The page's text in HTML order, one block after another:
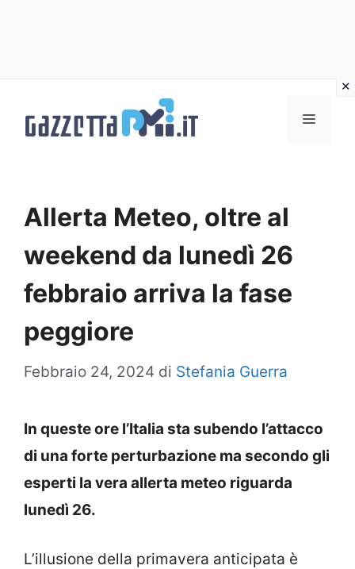
Menu
Allerta Meteo, oltre al
weekend da lunedì 26
febbraio arriva la fase
peggiore
Febbraio 24, 2024 di Stefania Guerra
In queste ore l’Italia sta subendo l’attacco
di una forte perturbazione ma secondo gli
esperti la vera allerta meteo riguarda
lunedì 26.
L’illusione della primavera anticipata è